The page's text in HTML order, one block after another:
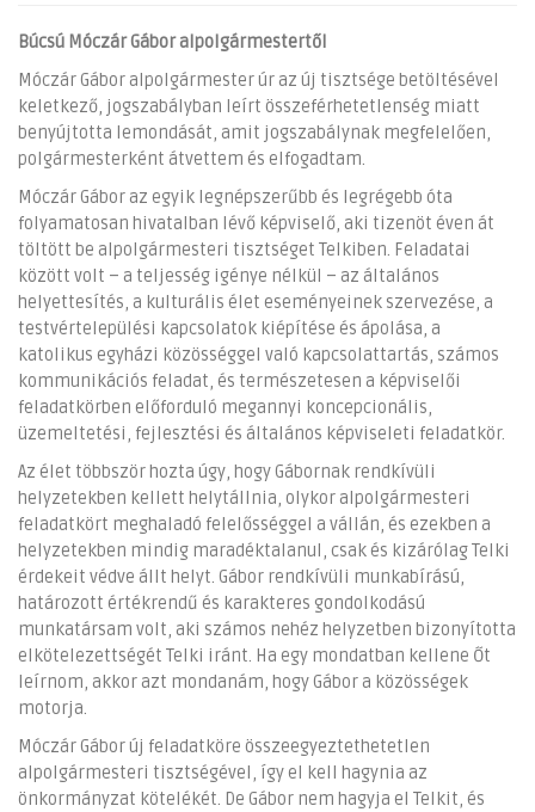
Búcsú Móczár Gábor alpolgármestertől
Móczár Gábor alpolgármester úr az új tisztsége betöltésével
keletkező, jogszabályban leírt összeférhetetlenség miatt
benyújtotta lemondását, amit jogszabálynak megfelelően,
polgármesterként átvettem és elfogadtam.
Móczár Gábor az egyik legnépszerűbb és legrégebb óta
folyamatosan hivatalban lévő képviselő, aki tizenöt éven át
töltött be alpolgármesteri tisztséget Telkiben. Feladatai
között volt – a teljesség igénye nélkül – az általános
helyettesítés, a kulturális élet eseményeinek szervezése, a
testvértelepülési kapcsolatok kiépítése és ápolása, a
katolikus egyházi közösséggel való kapcsolattartás, számos
kommunikációs feladat, és természetesen a képviselői
feladatkörben előforduló megannyi koncepcionális,
üzemeltetési, fejlesztési és általános képviseleti feladatkör.
Az élet többször hozta úgy, hogy Gábornak rendkívüli
helyzetekben kellett helytállnia, olykor alpolgármesteri
feladatkört meghaladó felelősséggel a vállán, és ezekben a
helyzetekben mindig maradéktalanul, csak és kizárólag Telki
érdekeit védve állt helyt. Gábor rendkívüli munkabírású,
határozott értékrendű és karakteres gondolkodású
munkatársam volt, aki számos nehéz helyzetben bizonyította
elkötelezettségét Telki iránt. Ha egy mondatban kellene Őt
leírnom, akkor azt mondanám, hogy Gábor a közösségek
motorja.
Móczár Gábor új feladatköre összeegyeztethetetlen
alpolgármesteri tisztségével, így el kell hagynia az
önkormányzat kötelékét. De Gábor nem hagyja el Telkit, és